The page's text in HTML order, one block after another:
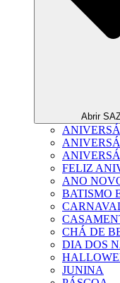
Abrir
FELIZ
ANO
BATISMO
CHÁ DE
DIA DOS
JUNINA